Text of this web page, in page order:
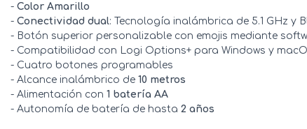
- Color Amarillo
- Conectividad dual: Tecnología inalámbrica de 5.1 GHz y
- Botón superior personalizable con emojis mediante
- Compatibilidad con Logi Options+ para Windows y
- Cuatro botones programables
- Alcance inalámbrico de 10 metros
- Alimentación con 1 batería AA
- Autonomía de batería de hasta 2 años